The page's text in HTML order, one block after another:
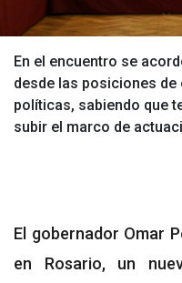
En el encuentro se
desde las posiciones
políticas, sabiendo que
subir el marco de
El gobernador Omar
en Rosario, un